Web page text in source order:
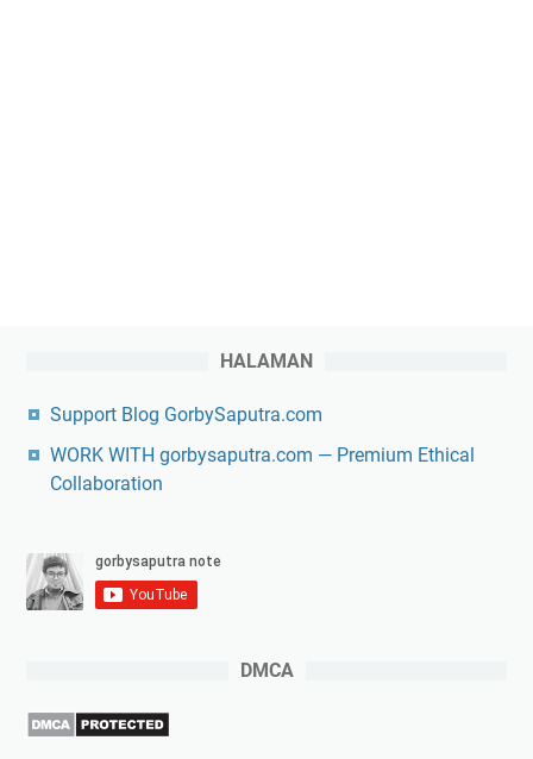
HALAMAN
Support Blog GorbySaputra.com
WORK WITH gorbysaputra.com — Premium Ethical
Collaboration
DMCA